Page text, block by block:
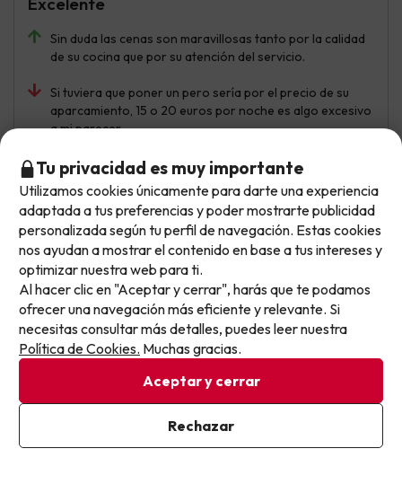
Sin duda las cenas son maravillosas tanto por la calidad
de su cocina que por su atención del servicio.
Si tuviera que poner un pero sería por el precio de su
aparcamiento, 15 o 20 euros por noche es algo excesivo
a mi parecer.
6.9
Francisco
Viajó en familia
Julio 2025
El hotel en general esta muy bien pero necesita reforma
y cambiar muchas cosas para ser 5 estrellas
Precio demasiado alto y necesita cambiar bastantes
Bien
9.7
Richard Viajó en pareja
No llegas tarde: llegas al siguiente.
Este chollo ya ha caducado, pero cada día lanzamos
nuevas oportunidades para viajar mejor y pagar
menos.
Apúntate y que el próximo no se te escape.
Pon tu mejor e-mail
Ya estoy suscrito
Al suscribirte, confirmas haber leído y estar de acuerdo con la
Tu privacidad es muy importante
Utilizamos cookies únicamente para darte una experiencia
adaptada a tus preferencias y poder mostrarte publicidad
personalizada según tu perfil de navegación. Estas cookies
nos ayudan a mostrar el contenido en base a tus intereses y
optimizar nuestra web para ti.
Al hacer clic en "Aceptar y cerrar", harás que te podamos
ofrecer una navegación más eficiente y relevante. Si
necesitas consultar más detalles, puedes leer nuestra
Política de Cookies. Muchas gracias.
Aceptar y cerrar
Rechazar